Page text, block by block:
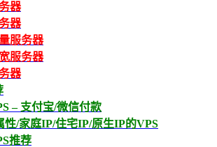
器
器
服务器
服务器
器
– 支付宝/微信付款
性/家庭IP/住宅IP/原生IP的VPS
推荐